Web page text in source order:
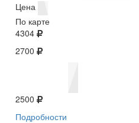
Цена
По карте
4304
2700
2500
Подробности